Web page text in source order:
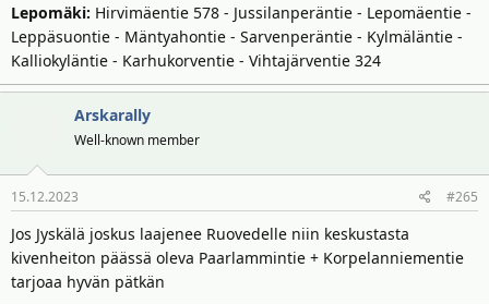
Lepomäki: Hirvimäentie 578 - Jussilanperäntie - Lepomäentie -
Leppäsuontie - Mäntyahontie - Sarvenperäntie - Kylmäläntie -
Kalliokyläntie - Karhukorventie - Vihtajärventie 324
Arskarally
Well-known member
15.12.2023 #265
Jos Jyskälä joskus laajenee Ruovedelle niin keskustasta
kivenheiton päässä oleva Paarlammintie + Korpelanniementie
tarjoaa hyvän pätkän